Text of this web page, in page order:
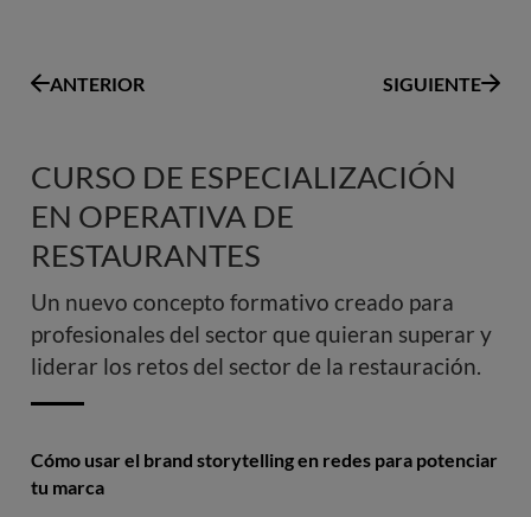
ANTERIOR SIGUIENTE
CURSO DE ESPECIALIZACIÓN
EN OPERATIVA DE
RESTAURANTES
Un nuevo concepto formativo creado para
profesionales del sector que quieran superar y
liderar los retos del sector de la restauración.
Cómo usar el brand storytelling en redes para potenciar
tu marca